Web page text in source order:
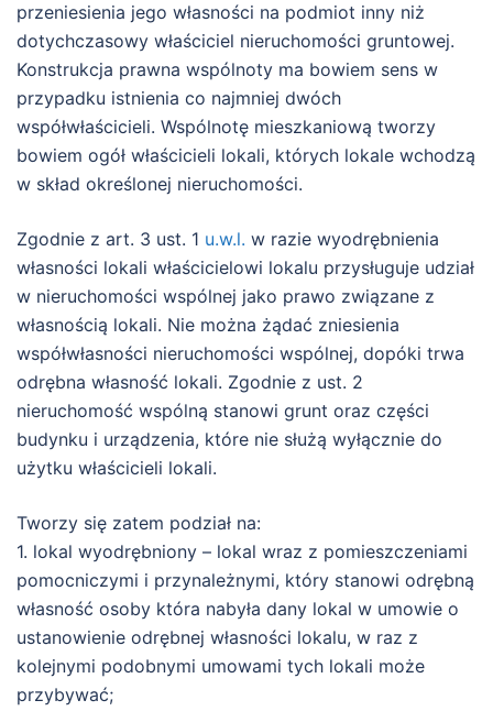
przeniesienia jego własności na podmiot inny niż
dotychczasowy właściciel nieruchomości gruntowej.
Konstrukcja prawna wspólnoty ma bowiem sens w
przypadku istnienia co najmniej dwóch
współwłaścicieli. Wspólnotę mieszkaniową tworzy
bowiem ogół właścicieli lokali, których lokale wchodzą
w skład określonej nieruchomości.
Zgodnie z art. 3 ust. 1 u.w.l. w razie wyodrębnienia
własności lokali właścicielowi lokalu przysługuje udział
w nieruchomości wspólnej jako prawo związane z
własnością lokali. Nie można żądać zniesienia
współwłasności nieruchomości wspólnej, dopóki trwa
odrębna własność lokali. Zgodnie z ust. 2
nieruchomość wspólną stanowi grunt oraz części
budynku i urządzenia, które nie służą wyłącznie do
użytku właścicieli lokali.
Tworzy się zatem podział na:
1. lokal wyodrębniony – lokal wraz z pomieszczeniami
pomocniczymi i przynależnymi, który stanowi odrębną
własność osoby która nabyła dany lokal w umowie o
ustanowienie odrębnej własności lokalu, w raz z
kolejnymi podobnymi umowami tych lokali może
przybywać;